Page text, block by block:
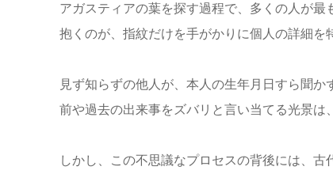
アガスティアの葉を探す過程で、多くの人が最
抱くのが、指紋だけを手がかりに個人の詳細を
見ず知らずの他人が、本人の生年月日すら聞
前や過去の出来事をズバリと言い当てる光景は
しかし、この不思議なプロセスの背後には、